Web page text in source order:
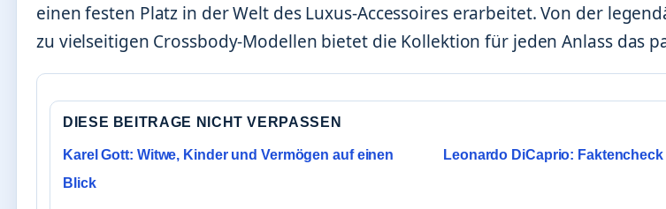
einen festen Platz in der Welt des Luxus-Accessoires erarbeitet. Von der
zu vielseitigen Crossbody-Modellen bietet die Kollektion für jeden Anlass das
DIESE BEITRAGE NICHT VERPASSEN
Karel Gott: Witwe, Kinder und Vermögen auf einen
Blick
Leonardo DiCaprio: